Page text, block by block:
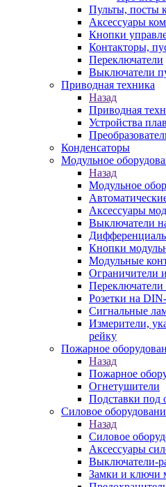
Пульты, посты
Аксессуары
Кнопки
Контакторы,
Переключатели
Выключатели
Приводная техника
Назад
Приводная
Устройства
Конденсаторы
Модульное
Назад
Модульное
Аксессуары
Выключатели
Кнопки
Модульные
Ограничители
Розетки на
Сигнальные
Измерители,
рейку
Пожарное
Назад
Пожарное
Огнетушители
Подставки под
Силовое
Назад
Силовое
Аксессуары
Выключатели-
Замки и ключи